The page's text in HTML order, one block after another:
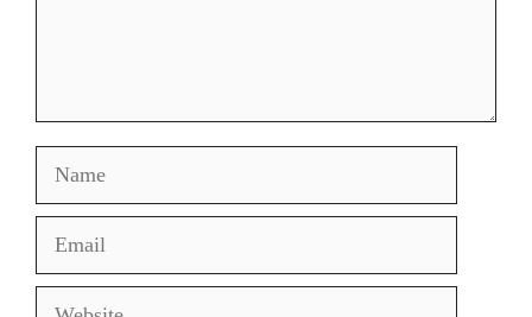
Name
Email
Website